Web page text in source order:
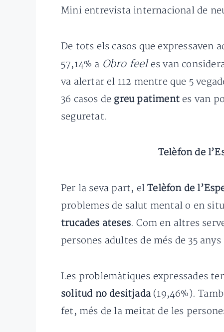
Mini entrevista internacional de
De tots els casos que expressaven
57,14% a Obro feeles van
va alertar el 112 mentre que 5
36 casos de greu patiment es van
seguretat.
Telèfon de
Per la seva part, elTelèfon de
problemes de salut mental o en
trucades ateses. Com en altres
persones adultes de més de 35
Les problemàtiques expressades
solitud no desitjada(19,46%).
fet, més de la meitat de les